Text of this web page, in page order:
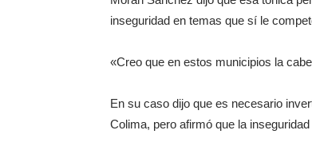
inseguridad en temas que sí le
«Creo que en estos municipios la
En su caso dijo que es necesario
Colima, pero afirmó que la